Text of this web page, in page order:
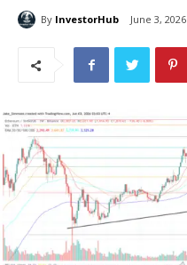
By InvestorHub June 3, 2026